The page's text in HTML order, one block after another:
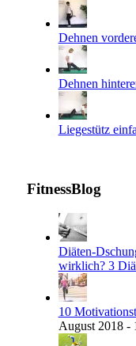
Dehnen
Dehnen
Liegestütz
FitnessBlog
Diäten-
wirklich? 3
10
August 2018 -